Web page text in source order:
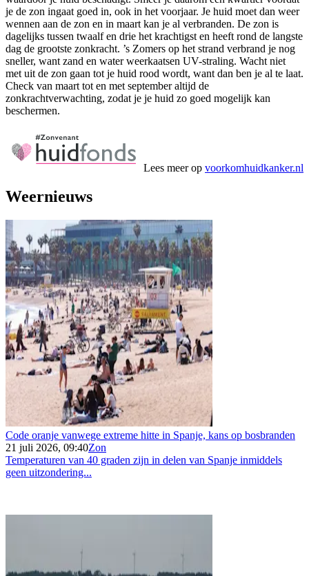
je de zon ingaat goed in, ook in het voorjaar. Je huid moet dan weer
wennen aan de zon en in maart kan je al verbranden. De zon is
dagelijks tussen twaalf en drie het krachtigst en heeft rond de langste
dag de grootste zonkracht. ’s Zomers op het strand verbrand je nog
sneller, want zand en water weerkaatsen UV-straling. Wacht niet
met uit de zon gaan tot je huid rood wordt, want dan ben je al te laat.
Check van maart tot en met september altijd de
zonkrachtverwachting, zodat je je huid zo goed mogelijk kan
beschermen.
Lees meer op voorkomhuidkanker.nl
Weernieuws
Code oranje vanwege extreme hitte in Spanje, kans op bosbranden
21 juli 2026, 09:40Zon
Temperaturen van 40 graden zijn in delen van Spanje inmiddels
geen uitzondering...